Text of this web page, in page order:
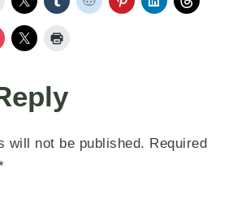
will not be published. Required